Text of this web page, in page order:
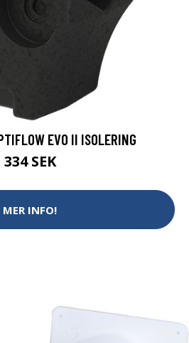
EVO II ISOLERING
334 SEK
MER INFO!